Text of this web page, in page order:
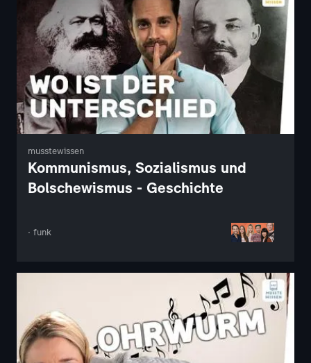
musstewissen
Kommunismus, Sozialismus und
Bolschewismus - Geschichte
· funk